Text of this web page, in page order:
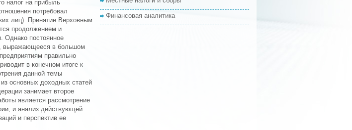
налог на прибыль
потребовал
лиц). Принятие Верховным
продолжением и
Однако постоянное
выражающееся в большом
правильно
в конечном итоге к
данной темы
основных доходных статей
занимает второе
является рассмотрение
и анализ действующей
и перспектив ее
Финансовая аналитика